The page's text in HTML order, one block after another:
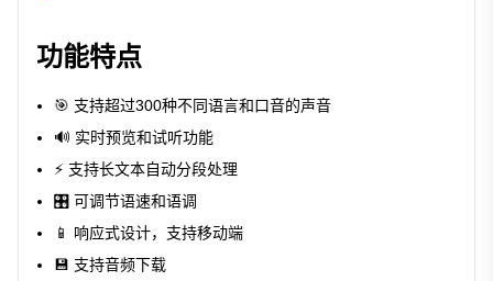
功能特点
🎯 支持超过300种不同语言和口音的声音
🔊 实时预览和试听功能
⚡ 支持长文本自动分段处理
🎛️ 可调节语速和语调
📱 响应式设计，支持移动端
💾 支持音频下载